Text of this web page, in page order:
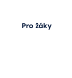
Pro žáky